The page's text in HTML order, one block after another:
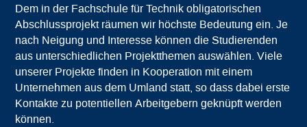
Dem in der Fachschule für Technik obligatorischen
Abschlussprojekt räumen wir höchste Bedeutung ein. Je
nach Neigung und Interesse können die Studierenden
aus unterschiedlichen Projektthemen auswählen. Viele
unserer Projekte finden in Kooperation mit einem
Unternehmen aus dem Umland statt, so dass dabei erste
Kontakte zu potentiellen Arbeitgebern geknüpft werden
können.